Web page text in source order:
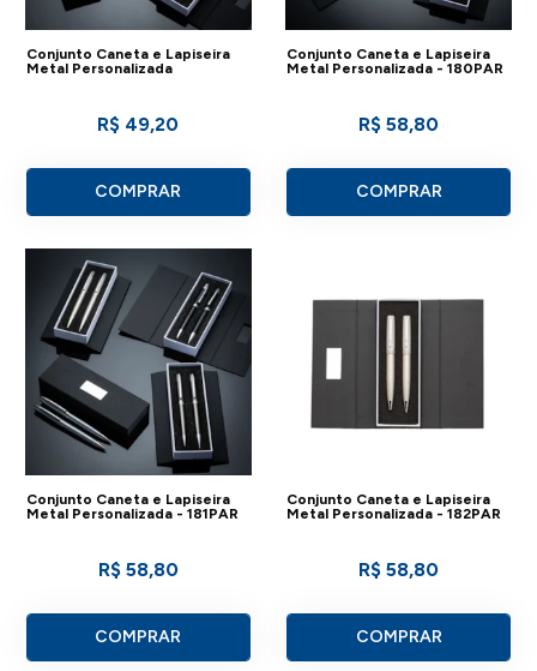
Conjunto Caneta e Lapiseira
Metal Personalizada
R$ 49,20
COMPRAR
Conjunto Caneta e Lapiseira
Metal Personalizada - 180PAR
R$ 58,80
COMPRAR
Conjunto Caneta e Lapiseira
Metal Personalizada - 181PAR
R$ 58,80
COMPRAR
Conjunto Caneta e Lapiseira
Metal Personalizada - 182PAR
R$ 58,80
COMPRAR